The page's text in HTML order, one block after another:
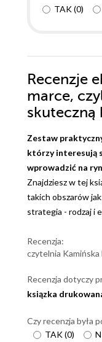
TAK(0)
Recenzje
marce,
skuteczną
Zestaw
którzy interesują
wprowadzić na
Znajdziesz w tej
takich obszarów
strategia - rodzaj i
Recenzja:
czytelnia Kamińska
Recenzja dotyczy
ksiązka
Czy recenzja była
TAK(0)